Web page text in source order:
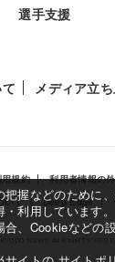
選手支援
メディア立
規約
利用者情報の
いて
Deep Edge
NEWS All RIGHTS
握などのために
利用しています。
、Cookieなどの